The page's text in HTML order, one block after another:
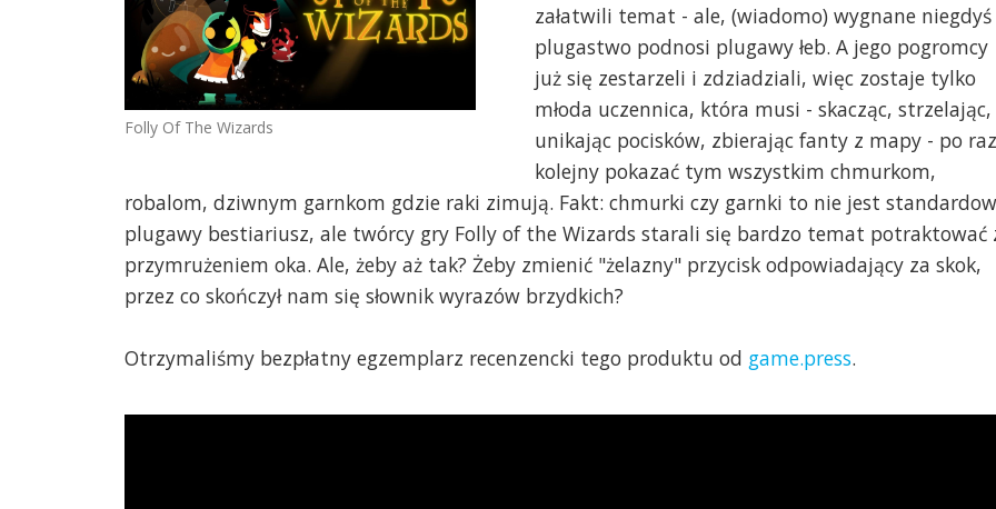
Folly Of The Wizards
załatwili temat - ale, (wiadomo) wygnane niegdyś
plugastwo podnosi plugawy łeb. A jego pogromcy
już się zestarzeli i zdziadziali, więc zostaje tylko
młoda uczennica, która musi - skacząc, strzelając,
unikając pocisków, zbierając fanty z mapy - po raz
kolejny pokazać tym wszystkim chmurkom,
robalom, dziwnym garnkom gdzie raki zimują. Fakt: chmurki czy garnki to nie jest
plugawy bestiariusz, ale twórcy gry Folly of the Wizards starali się bardzo temat potraktować
przymrużeniem oka. Ale, żeby aż tak? Żeby zmienić "żelazny" przycisk odpowiadający za skok,
przez co skończył nam się słownik wyrazów brzydkich?
Otrzymaliśmy bezpłatny egzemplarz recenzencki tego produktu od game.press.